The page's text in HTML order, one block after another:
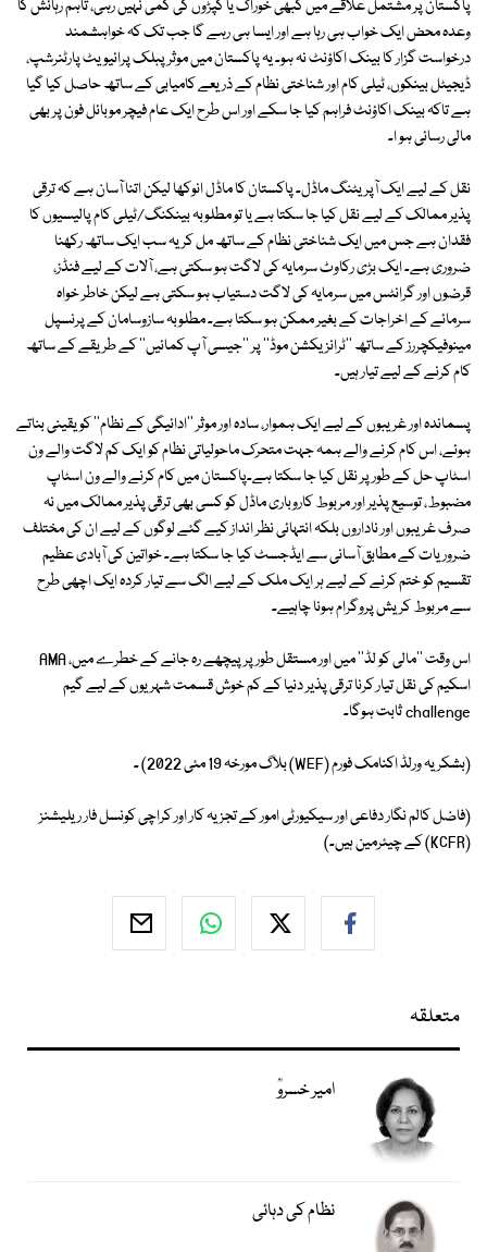
پاکستان پر مشتمل علاقے میں کبھی خوراک یا کپڑوں کی کمی نہیں رہی، تاہم رہائش کا
وعدہ محض ایک خواب ہی رہا ہے اور ایسا ہی رہے گا جب تک کہ خواہشمند
درخواست گزار کا بینک اکاؤنٹ نہ ہو۔ یہ پاکستان میں موثر پبلک پرائیویٹ پارٹنرشپ،
ڈیجیٹل بینکوں، ٹیلی کام اور شناختی نظام کے ذریعے کامیابی کے ساتھ حاصل کیا گیا
ہے تاکہ بینک اکاؤنٹ فراہم کیا جا سکے اور اس طرح ایک عام فیچر موبائل فون پر بھی
مالی رسائی ہو ا۔
نقل کے لیے ایک آپریٹنگ ماڈل۔ پاکستان کا ماڈل انوکھا لیکن اتنا آسان ہے کہ ترقی
پذیر ممالک کے لیے نقل کیا جا سکتا ہے یا تو مطلوبہ بینکنگ/ٹیلی کام پالیسیوں کا
فقدان ہے جس میں ایک شناختی نظام کے ساتھ مل کر یہ سب ایک ساتھ رکھنا
ضروری ہے۔ ایک بڑی رکاوٹ سرمایہ کی لاگت ہو سکتی ہے، آلات کے لیے فنڈز،
قرضوں اور گرانٹس میں سرمایہ کی لاگت دستیاب ہو سکتی ہے لیکن خاطر خواہ
سرمائے کے اخراجات کے بغیر ممکن ہو سکتا ہے۔ مطلوبہ سازوسامان کے پرنسپل
مینوفیکچررز کے ساتھ ''ٹرانزیکشن موڈ'' پر ''جیسی آپ کمائیں'' کے طریقے کے ساتھ
کام کرنے کے لیے تیار ہیں۔
پسماندہ اور غریبوں کے لیے ایک ہموار، سادہ اور موثر ''ادائیگی کے نظام'' کو یقینی بناتے
ہوئے، اس کام کرنے والے ہمہ جہت متحرک ماحولیاتی نظام کو ایک کم لاگت والے ون
اسٹاپ حل کے طور پر نقل کیا جا سکتا ہے۔پاکستان میں کام کرنے والے ون اسٹاپ
مضبوط، توسیع پذیر اور مربوط کاروباری ماڈل کو کسی بھی ترقی پذیر ممالک میں نہ
صرف غریبوں اور ناداروں بلکہ انتہائی نظر انداز کیے گئے لوگوں کے لیے ان کی مختلف
ضروریات کے مطابق آسانی سے ایڈجسٹ کیا جا سکتا ہے۔ خواتین کی آبادی عظیم
تقسیم کو ختم کرنے کے لیے ہر ایک ملک کے لیے الگ سے تیار کردہ ایک اچھی طرح
سے مربوط کریش پروگرام ہونا چاہیے۔
اس وقت ''مالی کو لڈ'' میں اور مستقل طور پر پیچھے رہ جانے کے خطرے میں، AMA
اسکیم کی نقل تیار کرنا ترقی پذیر دنیا کے کم خوش قسمت شہریوں کے لیے گیم
challenge ثابت ہوگا۔
(بشکریہ ورلڈ اکنامک فورم (WEF) بلاگ مورخہ 19 مئی 2022) ۔
(فاضل کالم نگار دفاعی اور سیکیورٹی امور کے تجزیہ کار اور کراچی کونسل فار ریلیشنز
(KCFR) کے چیئرمین ہیں۔)
متعلقہ
امیر خسروؒ
نظام کی دہائی